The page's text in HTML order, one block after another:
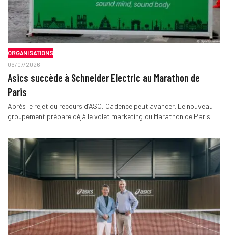
ORGANISATIONS
06/07/2026
Asics succède à Schneider Electric au Marathon de
Paris
Après le rejet du recours d’ASO, Cadence peut avancer. Le nouveau
groupement prépare déjà le volet marketing du Marathon de Paris.